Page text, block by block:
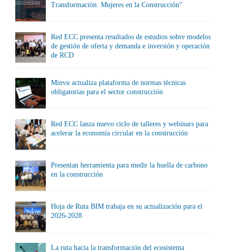
Transformación: Mujeres en la Construcción”
Red ECC presenta resultados de estudios sobre modelos
de gestión de oferta y demanda e inversión y operación
de RCD
Minvu actualiza plataforma de normas técnicas
obligatorias para el sector construcción
Red ECC lanza nuevo ciclo de talleres y webinars para
acelerar la economía circular en la construcción
Presentan herramienta para medir la huella de carbono
en la construcción
Hoja de Ruta BIM trabaja en su actualización para el
2026-2028
La ruta hacia la transformación del ecosistema